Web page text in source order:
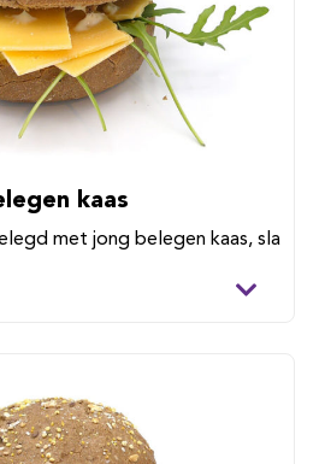
kaas
met jong belegen kaas, sla